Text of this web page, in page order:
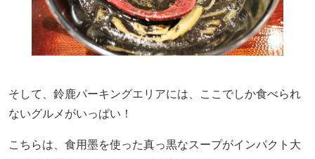
そして、鈴鹿パーキングエリアには、ここでしか食べられ
ないグルメがいっぱい！
こちらは、食用墨を使った真っ黒なスープがインパクト大